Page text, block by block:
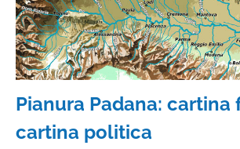
Pianura Padana: cartina
cartina politica